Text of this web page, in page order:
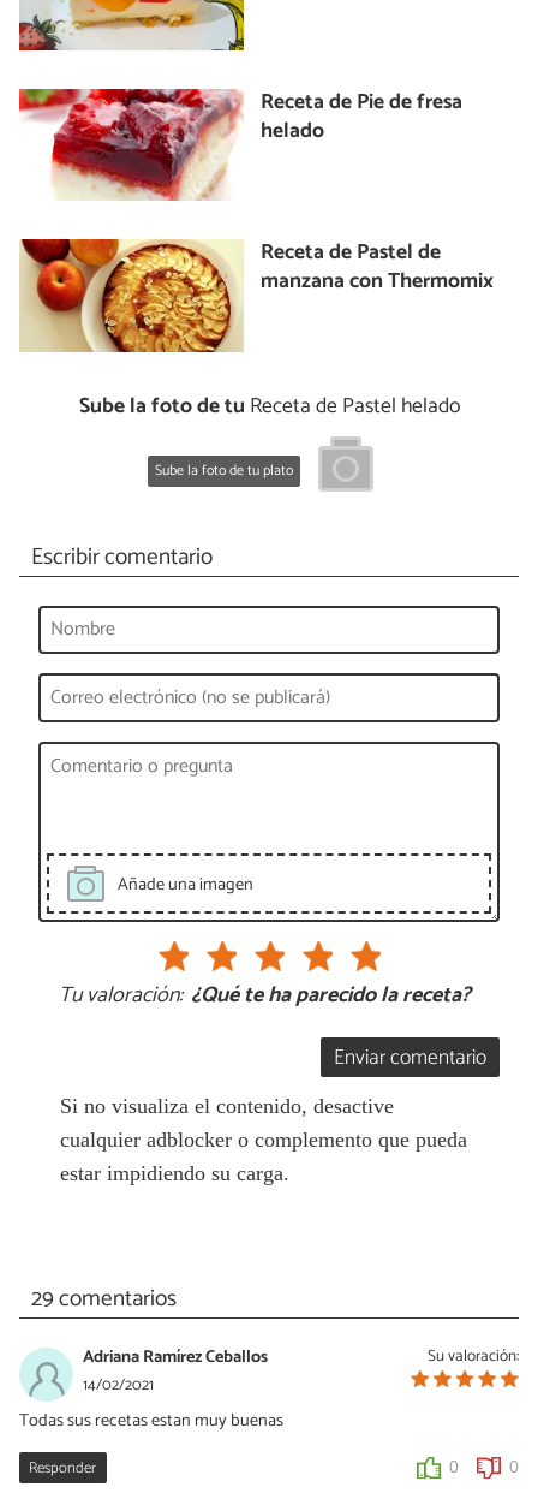
Receta de Pie de fresa
helado
Receta de Pastel de
manzana con Thermomix
Sube la foto de tu Receta de Pastel helado
Sube la foto de tu plato
Escribir comentario
Añade una imagen
Tu valoración: ¿Qué te ha parecido la receta?
Enviar comentario
Si no visualiza el contenido, desactive
cualquier adblocker o complemento que pueda
estar impidiendo su carga.
29 comentarios
Su valoración:
Adriana Ramírez Ceballos
14/02/2021
Todas sus recetas estan muy buenas
Responder 0 0